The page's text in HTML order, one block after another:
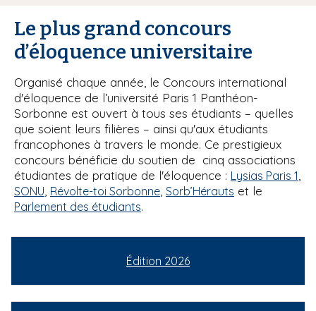
Le plus grand concours
d’éloquence universitaire
Organisé chaque année, le Concours international
d'éloquence de l’université Paris 1 Panthéon-
Sorbonne est ouvert à tous ses étudiants – quelles
que soient leurs filières – ainsi qu'aux étudiants
francophones à travers le monde. Ce prestigieux
concours bénéficie du soutien de cinq associations
étudiantes de pratique de l'éloquence : Lysias Paris 1
SONU Révolte-toi Sorbonne Sorb’Hérauts et le
Parlement des étudiants.
Édition 2026